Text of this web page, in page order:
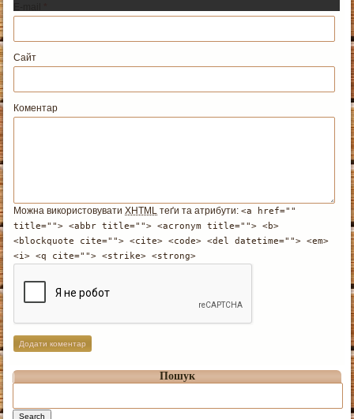
Сайт
Коментар
Можна використовуватиXHTML теґи та атрибути:<a href=""
title=""> <abbr title=""> <acronym title=""> <b>
<blockquote cite=""> <cite> <code> <del datetime=""> <em>
<i> <q cite=""> <strike> <strong>
Пошук